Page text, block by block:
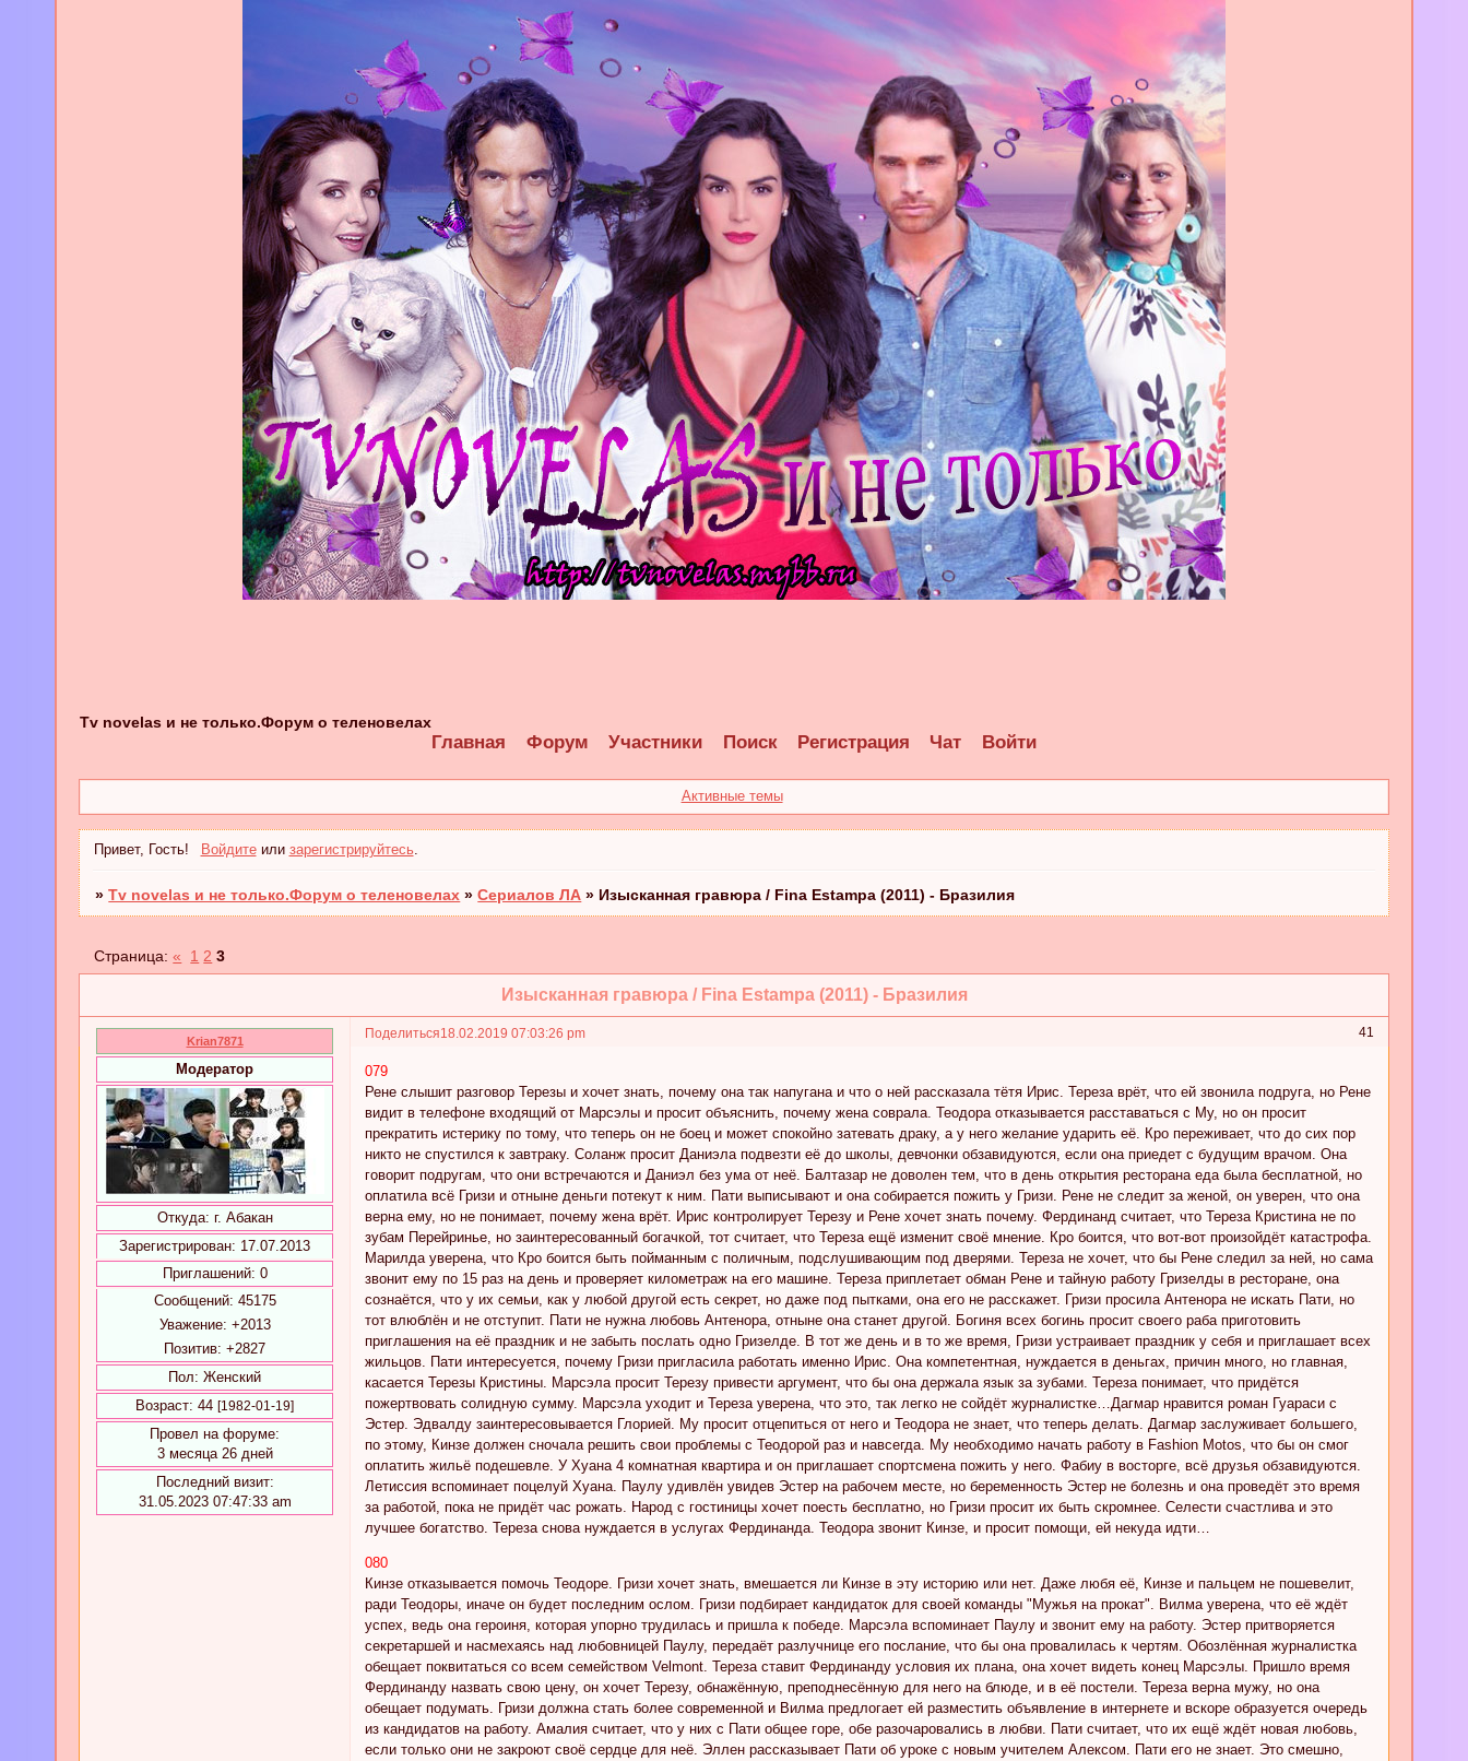
Tv novelas и не только.Форум о теленовелах
Главная Форум Участники Поиск Регистрация Чат Войти
Активные темы
Привет, Гость! Войдитеили зарегистрируйтесь.
»Tv novelas и не только.Форум о теленовелах »Сериалов ЛА » Изысканная гравюра / Fina Estampa (2011) - Бразилия
Изысканная гравюра / Fina Estampa (2011) - Бразилия
Страница:« 1 2 3
Поделиться 41
18.02.2019 07:03:26 pm
Krian7871
Модератор
Откуда: г. Абакан
Зарегистрирован: 17.07.2013
Приглашений: 0
Сообщений: 45175
Уважение: +2013
Позитив: +2827
Пол: Женский
Возраст: 44 [1982-01-19]
Провел на форуме:
3 месяца 26 дней
Последний визит:
31.05.2023 07:47:33 am
079
Рене слышит разговор Терезы и хочет знать, почему она так напугана и что о ней рассказала тётя Ирис. Тереза врёт, что ей звонила подруга, но Рене
видит в телефоне входящий от Марсэлы и просит объяснить, почему жена соврала. Теодора отказывается расставаться с Му, но он просит
прекратить истерику по тому, что теперь он не боец и может спокойно затевать драку, а у него желание ударить её. Кро переживает, что до сих пор
никто не спустился к завтраку. Соланж просит Даниэла подвезти её до школы, девчонки обзавидуются, если она приедет с будущим врачом. Она
говорит подругам, что они встречаются и Даниэл без ума от неё. Балтазар не доволен тем, что в день открытия ресторана еда была бесплатной, но
оплатила всё Гризи и отныне деньги потекут к ним. Пати выписывают и она собирается пожить у Гризи. Рене не следит за женой, он уверен, что она
верна ему, но не понимает, почему жена врёт. Ирис контролирует Терезу и Рене хочет знать почему. Фердинанд считает, что Тереза Кристина не по
зубам Перейринье, но заинтересованный богачкой, тот считает, что Тереза ещё изменит своё мнение. Кро боится, что вот-вот произойдёт катастрофа.
Марилда уверена, что Кро боится быть пойманным с поличным, подслушивающим под дверями. Тереза не хочет, что бы Рене следил за ней, но сама
звонит ему по 15 раз на день и проверяет километраж на его машине. Тереза приплетает обман Рене и тайную работу Гризелды в ресторане, она
сознаётся, что у их семьи, как у любой другой есть секрет, но даже под пытками, она его не расскажет. Гризи просила Антенора не искать Пати, но
тот влюблён и не отступит. Пати не нужна любовь Антенора, отныне она станет другой. Богиня всех богинь просит своего раба приготовить
приглашения на её праздник и не забыть послать одно Гризелде. В тот же день и в то же время, Гризи устраивает праздник у себя и приглашает всех
жильцов. Пати интересуется, почему Гризи пригласила работать именно Ирис. Она компетентная, нуждается в деньгах, причин много, но главная,
касается Терезы Кристины. Марсэла просит Терезу привести аргумент, что бы она держала язык за зубами. Тереза понимает, что придётся
пожертвовать солидную сумму. Марсэла уходит и Тереза уверена, что это, так легко не сойдёт журналистке…Дагмар нравится роман Гуараси с
Эстер. Эдвалду заинтересовывается Глорией. Му просит отцепиться от него и Теодора не знает, что теперь делать. Дагмар заслуживает большего,
по этому, Кинзе должен сночала решить свои проблемы с Теодорой раз и навсегда. Му необходимо начать работу в Fashion Motos, что бы он смог
оплатить жильё подешевле. У Хуана 4 комнатная квартира и он приглашает спортсмена пожить у него. Фабиу в восторге, всё друзья обзавидуются.
Летиссия вспоминает поцелуй Хуана. Паулу удивлён увидев Эстер на рабочем месте, но беременность Эстер не болезнь и она проведёт это время
за работой, пока не придёт час рожать. Народ с гостиницы хочет поесть бесплатно, но Гризи просит их быть скромнее. Селести счастлива и это
лучшее богатство. Тереза снова нуждается в услугах Фердинанда. Теодора звонит Кинзе, и просит помощи, ей некуда идти…
080
Кинзе отказывается помочь Теодоре. Гризи хочет знать, вмешается ли Кинзе в эту историю или нет. Даже любя её, Кинзе и пальцем не пошевелит,
ради Теодоры, иначе он будет последним ослом. Гризи подбирает кандидаток для своей команды "Мужья на прокат". Вилма уверена, что её ждёт
успех, ведь она героиня, которая упорно трудилась и пришла к победе. Марсэла вспоминает Паулу и звонит ему на работу. Эстер притворяется
секретаршей и насмехаясь над любовницей Паулу, передаёт разлучнице его послание, что бы она провалилась к чертям. Обозлённая журналистка
обещает поквитаться со всем семейством Velmont. Тереза ставит Фердинанду условия их плана, она хочет видеть конец Марсэлы. Пришло время
Фердинанду назвать свою цену, он хочет Терезу, обнажённую, преподнесённую для него на блюде, и в её постели. Тереза верна мужу, но она
обещает подумать. Гризи должна стать более современной и Вилма предлогает ей разместить объявление в интернете и вскоре образуется очередь
из кандидатов на работу. Амалия считает, что у них с Пати общее горе, обе разочаровались в любви. Пати считает, что их ещё ждёт новая любовь,
если только они не закроют своё сердце для неё. Эллен рассказывает Пати об уроке с новым учителем Алексом. Пати его не знает. Это смешно,